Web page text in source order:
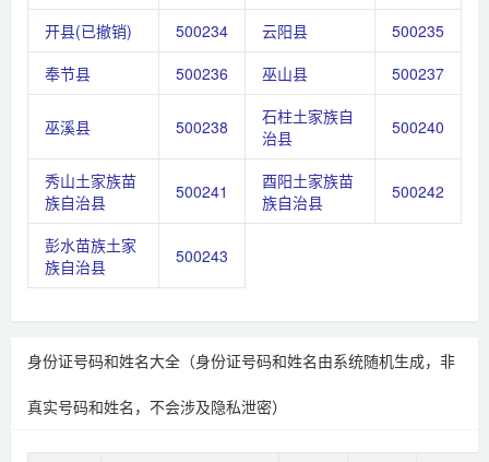
开县(已撤销) 500234 云阳县
500235
奉节县
500236 巫山县 500237
巫溪县 500238
石柱土家族自
治县
500240
秀山土家族苗
族自治县
500241
酉阳土家族苗
族自治县
500242
彭水苗族土家
族自治县
500243
身份证号码和姓名大全（身份证号码和姓名由系统随机生成，非
真实号码和姓名，不会涉及隐私泄密）